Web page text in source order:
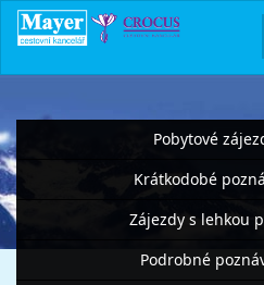
Pobytové
Krátkodobé
Zájezdy s lehkou
Podrobné